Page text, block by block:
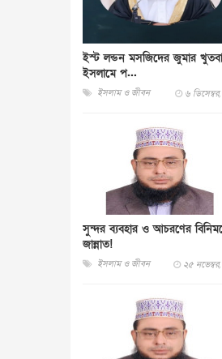
ইস্ট লন্ডন মসজিদের জুমার
ইসলামে প...
ইসলাম ও জীবন ৬
সুন্দর ব্যবহার ও আচরণের
জান্নাত!
ইসলাম ও জীবন ২৫